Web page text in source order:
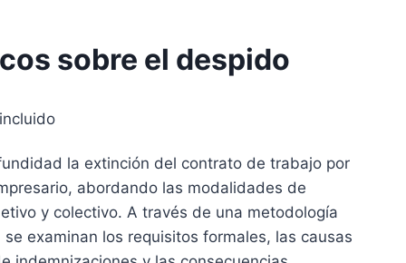
sobre el despido
€.
la extinción del contrato de trabajo por
abordando las modalidades de
y colectivo. A través de una metodología
examinan los requisitos formales, las causas